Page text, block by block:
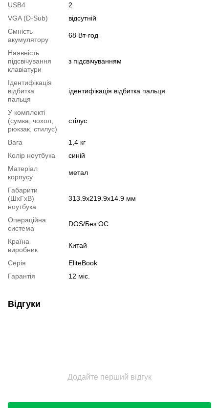
USB4
2
VGA (D-Sub)
відсутній
Ємність
акумулятору
68 Вт-год
Наявність
підсвічування
клавіатури
з підсвічуванням
Ідентифікація
відбитка
пальця
ідентифікація відбитка пальця
У комплекті
(сумка, чохол,
рюкзак, стилус)
стілус
Вага
1,4 кг
Колір ноутбука
синій
Матеріал
корпусу
метал
Габарити
(ШхГхВ)
ноутбука
313.9х219.9х14.9 мм
Операційна
система
DOS/Без ОС
Країна
виробник
Китай
Серія
EliteBook
Гарантія
12 міс.
Відгуки
Додайте перший відгук